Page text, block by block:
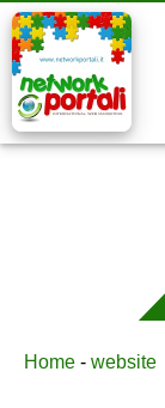
Home - website